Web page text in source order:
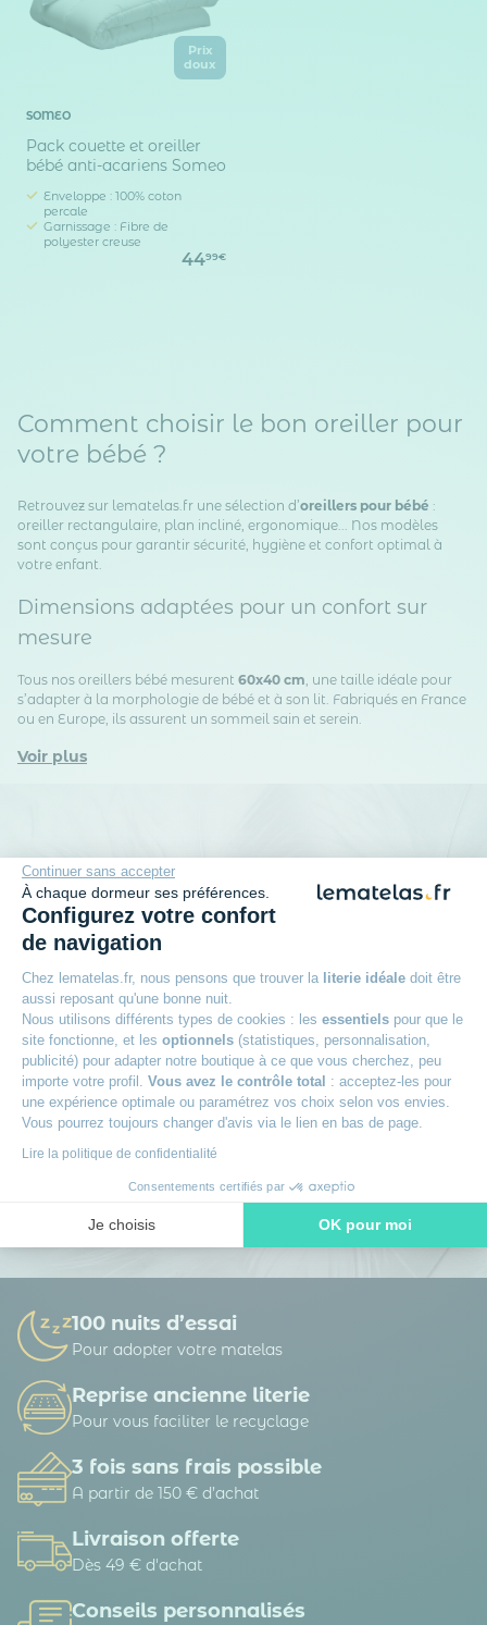
Continuer sans accepter
À chaque dormeur ses préférences.
Configurez votre confort
de navigation
Chez lematelas.fr, nous pensons que trouver la literie idéale doit être
aussi reposant qu'une bonne nuit.
Nous utilisons différents types de cookies : les essentiels pour que le
site fonctionne, et les optionnels (statistiques, personnalisation,
publicité) pour adapter notre boutique à ce que vous cherchez, peu
importe votre profil. Vous avez le contrôle total : acceptez-les pour
une expérience optimale ou paramétrez vos choix selon vos envies.
Vous pourrez toujours changer d'avis via le lien en bas de page.
Lire la politique de confidentialité
Consentements certifiés par
Je choisis OK pour moi
Plateforme de Gestion du Consentement : Personnalisez vos
Prix
doux
SOMEO
Pack couette et oreiller
bébé anti-acariens Someo
Enveloppe : 100% coton
percale
Garnissage : Fibre de
polyester creuse
4499€
Comment choisir le bon oreiller pour
votre bébé ?
Retrouvez sur lematelas.fr une sélection d’oreillers pour bébé :
oreiller rectangulaire, plan incliné, ergonomique... Nos modèles
sont conçus pour garantir sécurité, hygiène et confort optimal à
votre enfant.
Dimensions adaptées pour un confort sur
mesure
Tous nos oreillers bébé mesurent 60x40 cm, une taille idéale pour
s’adapter à la morphologie de bébé et à son lit. Fabriqués en France
ou en Europe, ils assurent un sommeil sain et serein.
Voir plus
Rejoignez le club des dormeurs
avisés
Inscrivez-vous à notre newsletter
conseils d’experts, nos nouveautés en avant-première, nos
bons plans exclusifs… Tout ce qu’il faut pour bien choisir et
bien dormir.
La société DTLM traite vos données personnelles afin de gérer sa base de
données clients / prospects et de personnaliser les offres qui vous sont
de portabilité d’effacement et définir des directives post-mortem.
plus sur la gestion de vos données et vos droits.
100 nuits d’essai
Pour adopter votre matelas
Reprise ancienne literie
Pour vous faciliter le recyclage
3 fois sans frais possible
A partir de 150 € d’achat
Livraison offerte
Dès 49 € d'achat
Conseils personnalisés